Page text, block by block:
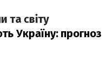
та світу
Україну: прогноз